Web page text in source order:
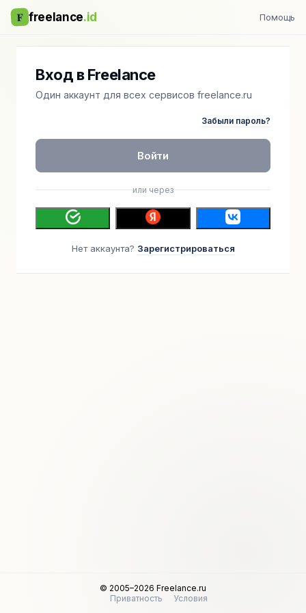
F freelance.id Помощь
Вход в Freelance
Один аккаунт для всех сервисов freelance.ru
Забыли пароль?
Войти
или через
Нет аккаунта? Зарегистрироваться
© 2005–2026 Freelance.ru
Приватность
Условия